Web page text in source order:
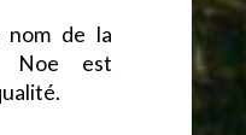
nom de la
Noe est